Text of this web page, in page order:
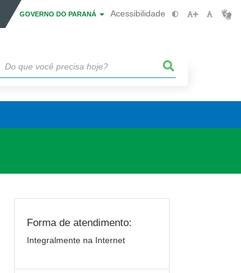
GOVERNO DO PARANÁ Acessibilidade
Forma de atendimento:
Integralmente na Internet